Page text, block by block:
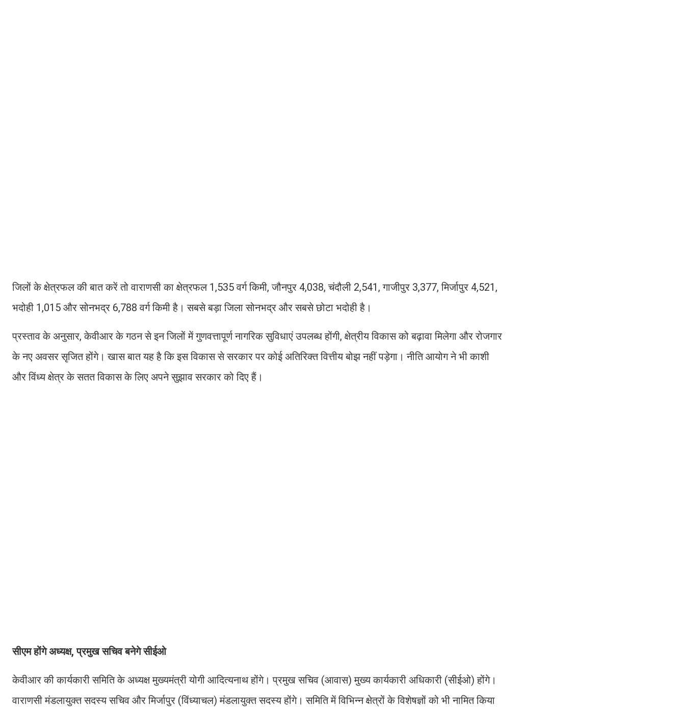
जिलों के क्षेत्रफल की बात करें तो वाराणसी का क्षेत्रफल 1,535 वर्ग किमी, जौनपुर 4,038, चंदौली 2,541, गाजीपुर 3,377, मिर्जापुर 4,521,
भदोही 1,015 और सोनभद्र 6,788 वर्ग किमी है। सबसे बड़ा जिला सोनभद्र और सबसे छोटा भदोही है।
प्रस्ताव के अनुसार, केवीआर के गठन से इन जिलों में गुणवत्तापूर्ण नागरिक सुविधाएं उपलब्ध होंगी, क्षेत्रीय विकास को बढ़ावा मिलेगा और रोजगार
के नए अवसर सृजित होंगे। खास बात यह है कि इस विकास से सरकार पर कोई अतिरिक्त वित्तीय बोझ नहीं पड़ेगा। नीति आयोग ने भी काशी
और विंध्य क्षेत्र के सतत विकास के लिए अपने सुझाव सरकार को दिए हैं।
सीएम होंगे अध्यक्ष, प्रमुख सचिव बनेगे सीईओ
केवीआर की कार्यकारी समिति के अध्यक्ष मुख्यमंत्री योगी आदित्यनाथ होंगे। प्रमुख सचिव (आवास) मुख्य कार्यकारी अधिकारी (सीईओ) होंगे।
वाराणसी मंडलायुक्त सदस्य सचिव और मिर्जापुर (विंध्याचल) मंडलायुक्त सदस्य होंगे। समिति में विभिन्न क्षेत्रों के विशेषज्ञों को भी नामित किया